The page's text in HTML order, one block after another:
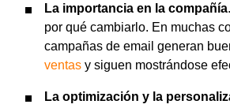
La importancia en la compañía
por qué cambiarlo. En muchas
campañas de email generan
ventas y siguen mostrándose
La optimización y la